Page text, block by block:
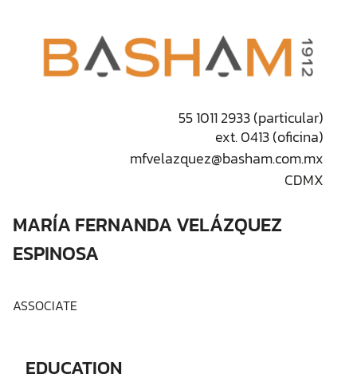
55 1011 2933 (particular)
ext. 0413 (oficina)
mfvelazquez@basham.com.mx
CDMX
MARÍA FERNANDA VELÁZQUEZ
ESPINOSA
ASSOCIATE
EDUCATION